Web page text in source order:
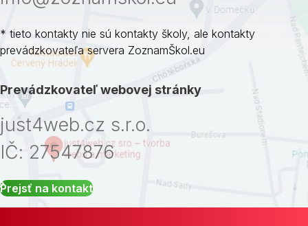
* tieto kontakty nie sú kontakty školy, ale kontakty
prevádzkovateľa servera ZoznamŠkol.eu
Prevádzkovateľ webovej stránky
just4web.cz s.r.o.
IČ: 27547876
Prejsť na kontakt